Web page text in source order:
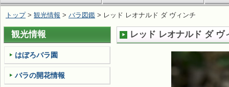
ン
を
ば
す
トップ> 観光情報 > バラ図鑑 > レッド レオナルド ダ ヴィンチ
レッド レオナルド ダ ヴ
観光情報
はぼろバラ園
バラの開花情報